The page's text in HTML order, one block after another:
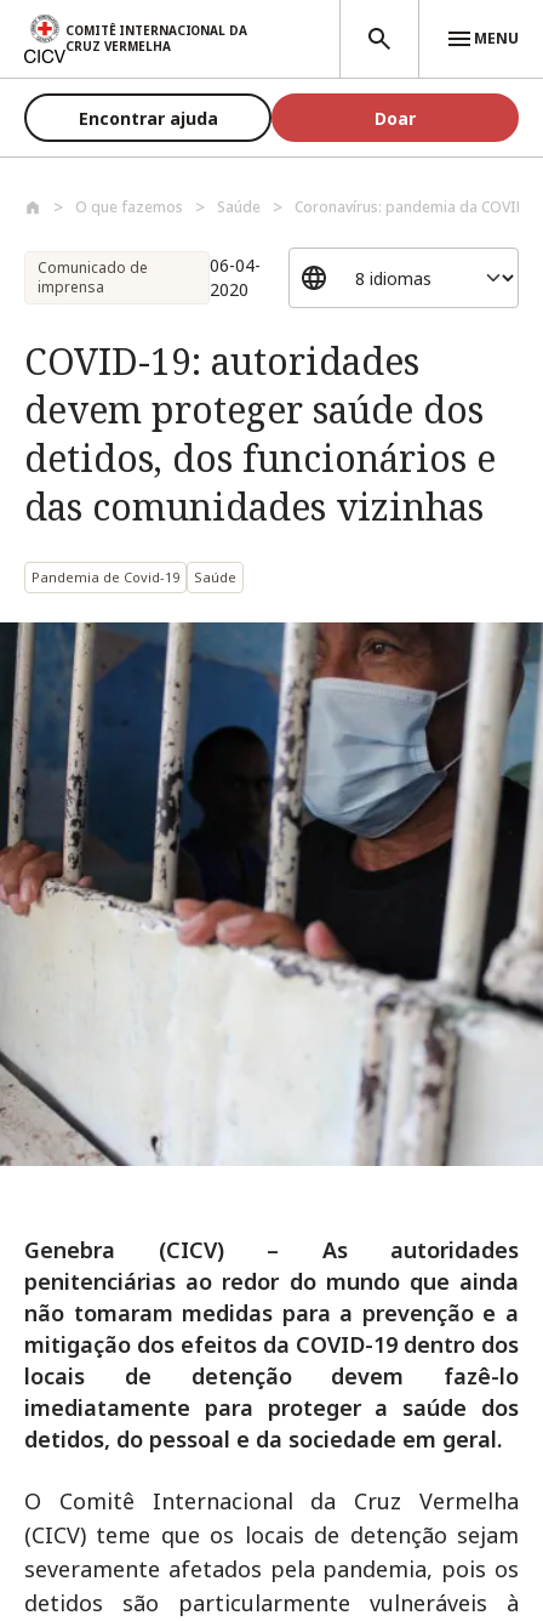
Passar para o conteúdo principal
COMITÊ INTERNACIONAL DA
CRUZ VERMELHA
MENU
Encontrar ajuda Doar
O que fazemos Saúde Coronavírus: pandemia da COVID-
Comunicado de
imprensa
06-04-
2020
COVID-19: autoridades
devem proteger saúde dos
detidos, dos funcionários e
das comunidades vizinhas
Pandemia de Covid-19 Saúde
Genebra (CICV) – As autoridades
penitenciárias ao redor do mundo que ainda
não tomaram medidas para a prevenção e a
mitigação dos efeitos da COVID-19 dentro dos
locais de detenção devem fazê-lo
imediatamente para proteger a saúde dos
detidos, do pessoal e da sociedade em geral.
O Comitê Internacional da Cruz Vermelha
(CICV) teme que os locais de detenção sejam
severamente afetados pela pandemia, pois os
detidos são particularmente vulneráveis à